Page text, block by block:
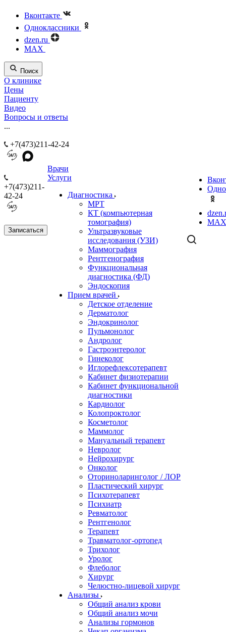
Вконтакте
Одноклассники
dzen.ru
MAX
Поиск
О клинике
Цены
Пациенту
Видео
Вопросы и ответы
...
+7(473)211-42-24
+7(473)211-
42-24
Записаться
Врачи
Услуги
Диагностика
МРТ
КТ (компьютерная
томография)
Ультразвуковые
исследования (УЗИ)
Маммография
Рентгенография
Функциональная
диагностика (ФД)
Эндоскопия
Прием врачей
Детское отделение
Дерматолог
Эндокринолог
Пульмонолог
Андролог
Гастроэнтеролог
Гинеколог
Иглорефлексотерапевт
Кабинет физиотерапии
Кабинет функциональной
диагностики
Кардиолог
Колопроктолог
Косметолог
Маммолог
Мануальный терапевт
Невролог
Нейрохирург
Онколог
Оториноларинголог / ЛОР
Пластический хирург
Психотерапевт
Психиатр
Ревматолог
Рентгенолог
Терапевт
Травматолог-ортопед
Трихолог
Уролог
Флеболог
Хирург
Челюстно-лицевой хирург
Анализы
Общий анализ крови
Общий анализ мочи
Анализы гормонов